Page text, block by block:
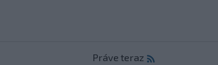
Práve teraz